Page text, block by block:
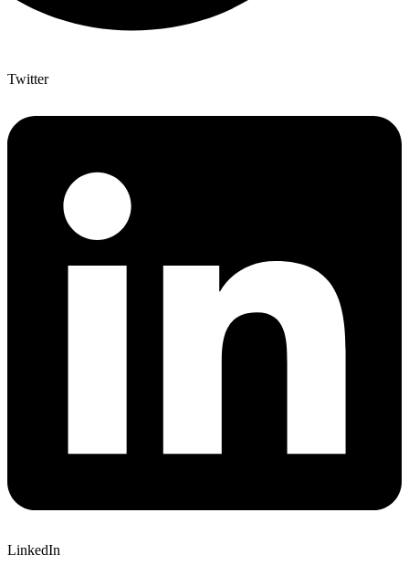
Twitter
LinkedIn